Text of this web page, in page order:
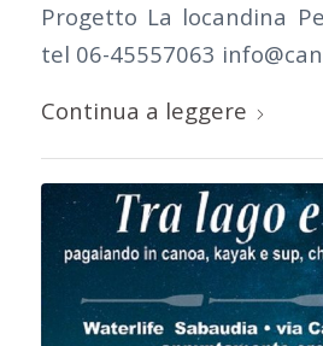
Progetto La locandina
tel 06-45557063
Continua a leggere